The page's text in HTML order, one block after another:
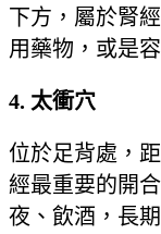
下方，屬於腎
用藥物，或是
4. 太衝穴
位於足背處，
經最重要的開
夜、飲酒，長